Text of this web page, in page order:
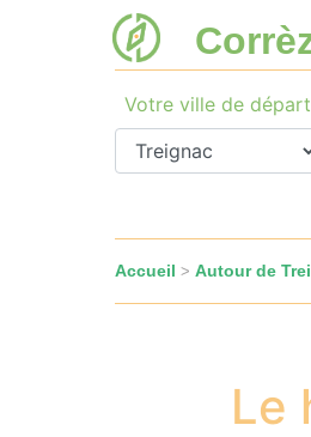
Votre ville de départ
Accueil > Autour de
Le